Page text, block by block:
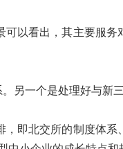
以看出，其主要服
另一个是处理好与新
即北交所的制度体